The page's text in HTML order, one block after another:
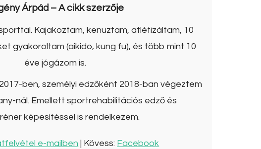
Árpád – A cikk szerzője
Kajakoztam, kenuztam, atlétizáltam, 10
gyakoroltam (aikido, kung fu), és több mint 10
éve jógázom is.
ben, személyi edzőként 2018-ban végeztem
nál. Emellett sportrehabilitációs edző és
képesítéssel is rendelkezem.
e-mailben | Kövess: Facebook